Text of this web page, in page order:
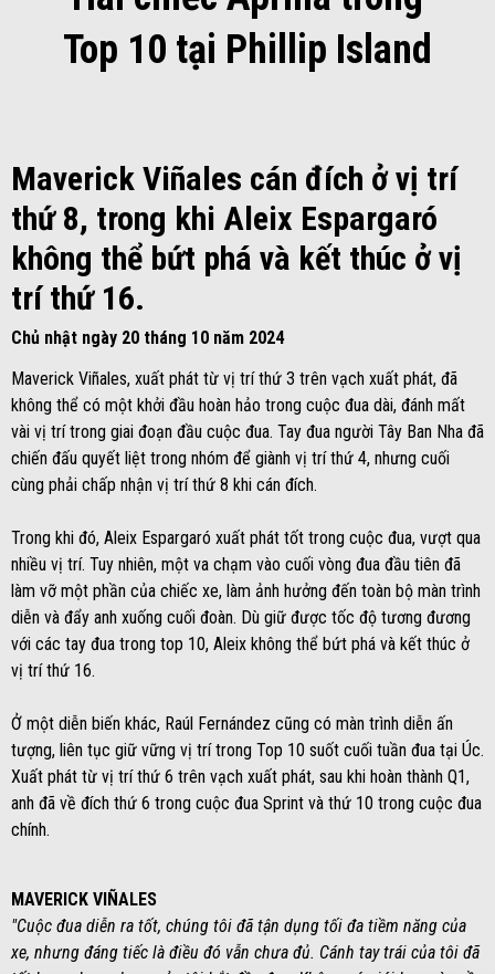
Top 10 tại Phillip Island
Maverick Viñales cán đích ở vị trí
thứ 8, trong khi Aleix Espargaró
không thể bứt phá và kết thúc ở vị
trí thứ 16.
Chủ nhật ngày 20 tháng 10 năm 2024
Maverick Viñales, xuất phát từ vị trí thứ 3 trên vạch xuất phát, đã
không thể có một khởi đầu hoàn hảo trong cuộc đua dài, đánh mất
vài vị trí trong giai đoạn đầu cuộc đua. Tay đua người Tây Ban Nha đã
chiến đấu quyết liệt trong nhóm để giành vị trí thứ 4, nhưng cuối
cùng phải chấp nhận vị trí thứ 8 khi cán đích.
Trong khi đó, Aleix Espargaró xuất phát tốt trong cuộc đua, vượt qua
nhiều vị trí. Tuy nhiên, một va chạm vào cuối vòng đua đầu tiên đã
làm vỡ một phần của chiếc xe, làm ảnh hưởng đến toàn bộ màn trình
diễn và đẩy anh xuống cuối đoàn. Dù giữ được tốc độ tương đương
với các tay đua trong top 10, Aleix không thể bứt phá và kết thúc ở
vị trí thứ 16.
Ở một diễn biến khác, Raúl Fernández cũng có màn trình diễn ấn
tượng, liên tục giữ vững vị trí trong Top 10 suốt cuối tuần đua tại Úc.
Xuất phát từ vị trí thứ 6 trên vạch xuất phát, sau khi hoàn thành Q1,
anh đã về đích thứ 6 trong cuộc đua Sprint và thứ 10 trong cuộc đua
chính.
MAVERICK VIÑALES
"Cuộc đua diễn ra tốt, chúng tôi đã tận dụng tối đa tiềm năng của
xe, nhưng đáng tiếc là điều đó vẫn chưa đủ. Cánh tay trái của tôi đã